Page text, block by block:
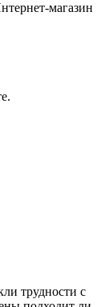
магазин
трудности с